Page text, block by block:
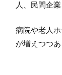
人、民間企
病院や老人
が増えつつあ